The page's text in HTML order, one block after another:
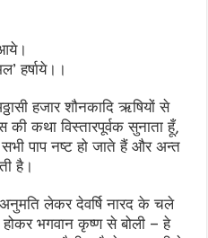
हर्षाये।।
हजार शौनकादि ऋषियों से
कथा विस्तारपूर्वक सुनाता हूँ,
पाप नष्ट हो जाते हैं और अन्त
है।
लेकर देवर्षि नारद के चले
भगवान कृष्ण से बोली – हे